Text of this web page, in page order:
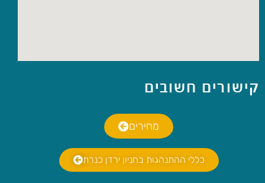
קישורים חשובים
מחירים
כללי ההתנהגות בחניון ירדן כנרת